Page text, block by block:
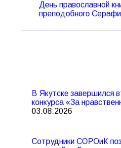
записям
Предыдущая
запись:
День православной
преподобного
В Якутске завершился
конкурса «За
03.08.2026
Сотрудники СОРОиК